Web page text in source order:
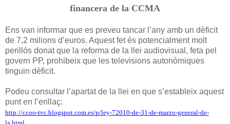
financera de la CCMA
Ens van informar que es preveu tancar l’any amb un dèficit
de 7,2 milions d’euros. Aquest fet és potencialment molt
perillós donat que la reforma de la llei audiovisual, feta pel
govern PP, prohibeix que les televisions autonòmiques
tinguin dèficit.
Podeu consultar l’apartat de la llei en que s’estableix aquest
punt en l’enllaç:
http://ccoo-tvc.blogspot.com.es/p/ley-72010-de-31-de-marzo-general-de-